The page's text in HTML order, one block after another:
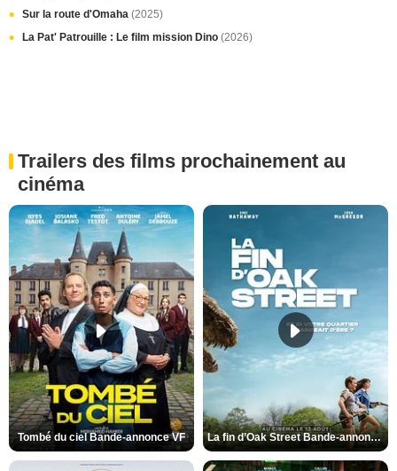
Sur la route d'Omaha (2025)
La Pat' Patrouille : Le film mission Dino (2026)
Trailers des films prochainement au
cinéma
Tombé du ciel Bande-annonce VF La fin d’Oak Street Bande-annonce VO STFR